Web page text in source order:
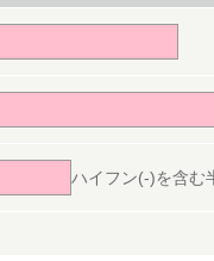
ハイフン(-)を含む